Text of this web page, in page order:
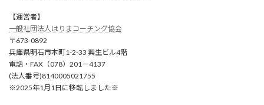
【運営者】
一般社団法人はりまコーチング協会
〒673-0892
兵庫県明石市本町1-2-33 興生ビル4階
電話・FAX（078）201－4137
(法人番号)8140005021755
※2025年1月1日に移転しました※